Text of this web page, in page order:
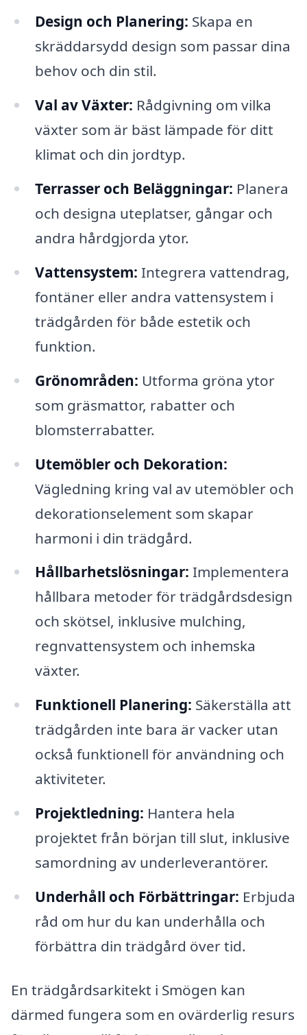
Design och Planering: Skapa en
skräddarsydd design som passar dina
behov och din stil.
Val av Växter: Rådgivning om vilka
växter som är bäst lämpade för ditt
klimat och din jordtyp.
Terrasser och Beläggningar: Planera
och designa uteplatser, gångar och
andra hårdgjorda ytor.
Vattensystem: Integrera vattendrag,
fontäner eller andra vattensystem i
trädgården för både estetik och
funktion.
Grönområden: Utforma gröna ytor
som gräsmattor, rabatter och
blomsterrabatter.
Utemöbler och Dekoration:
Vägledning kring val av utemöbler och
dekorationselement som skapar
harmoni i din trädgård.
Hållbarhetslösningar: Implementera
hållbara metoder för trädgårdsdesign
och skötsel, inklusive mulching,
regnvattensystem och inhemska
växter.
Funktionell Planering: Säkerställa att
trädgården inte bara är vacker utan
också funktionell för användning och
aktiviteter.
Projektledning: Hantera hela
projektet från början till slut, inklusive
samordning av underleverantörer.
Underhåll och Förbättringar: Erbjuda
råd om hur du kan underhålla och
förbättra din trädgård över tid.
En trädgårdsarkitekt i Smögen kan
därmed fungera som en ovärderlig resurs